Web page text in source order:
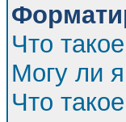
Что
Могу ли
Что